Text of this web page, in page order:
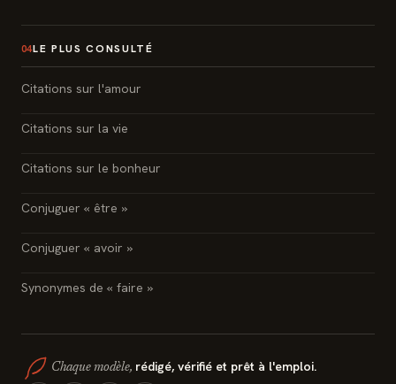
04LE PLUS CONSULTÉ
Citations sur l'amour
Citations sur la vie
Citations sur le bonheur
Conjuguer « être »
Conjuguer « avoir »
Synonymes de « faire »
Chaque modèle, rédigé, vérifié et prêt à l'emploi.